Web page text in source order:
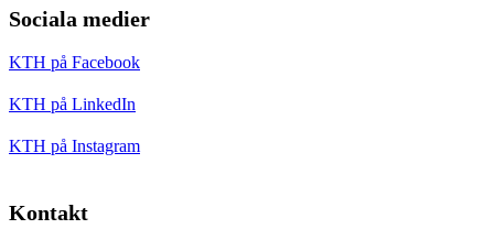
Sociala medier
KTH på Facebook
KTH på LinkedIn
KTH på Instagram
Kontakt